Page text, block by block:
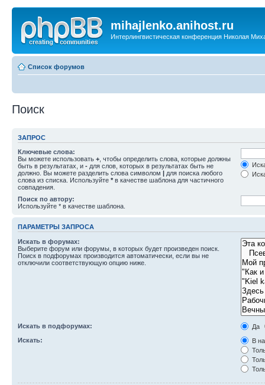
mihajlenko.anihost.ru
Интерлингвистическая конференция Николая
Список форумов
Поиск
ЗАПРОС
Ключевые слова:
Вы можете использовать + , чтобы определить слова, которые должны
быть в результатах, и - для слов, которых в результатах быть не
должно. Вы можете разделить слова символом | для поиска любого
слова из списка. Используйте * в качестве шаблона для частичного
совпадения.
Поиск по автору:
Используйте * в качестве шаблона.
ПАРАМЕТРЫ ЗАПРОСА
Искать в форумах:
Выберите форум или форумы, в которых будет произведен поиск.
Поиск в подфорумах производится автоматически, если вы не
отключили соответствующую опцию ниже.
Искать в подфорумах:
Да
Искать:
В